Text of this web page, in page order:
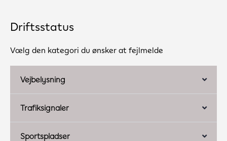
Driftsstatus
Vælg den kategori du ønsker at fejlmelde
Vejbelysning
Trafiksignaler
Sportspladser